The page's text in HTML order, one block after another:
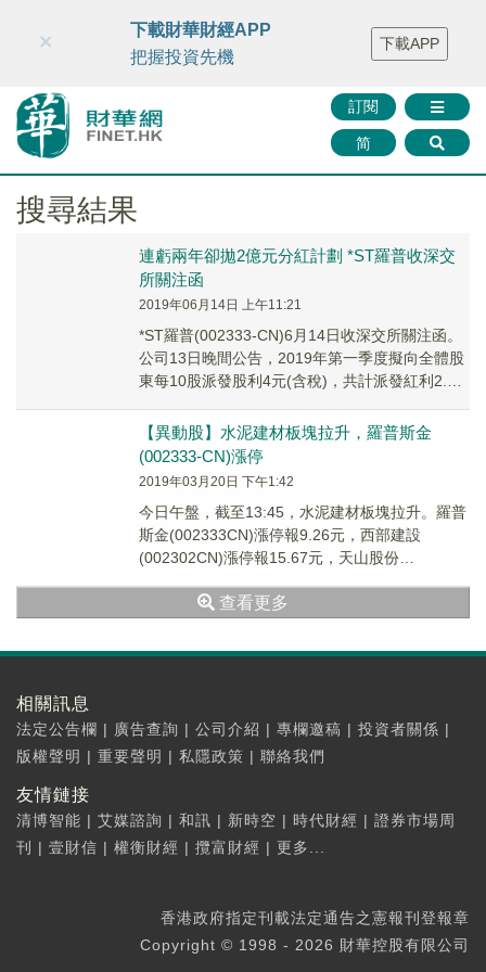
財華智庫網 FINTV FINMETA 財華證券 媒體矩陣
智庫沙龍
聯絡我們
訂閱
简
×
下載財華財經APP
把握投資先機
下載APP
搜尋結果
連虧兩年卻拋2億元分紅計劃 *ST羅普收深交
所關注函
2019年06月14日 上午11:21
*ST羅普(002333-CN)6月14日收深交所關注函。
公司13日晚間公告，2019年第一季度擬向全體股
東每10股派發股利4元(含稅)，共計派發紅利2.01
【異動股】水泥建材板塊拉升，羅普斯金
(002333-CN)漲停
2019年03月20日 下午1:42
今日午盤，截至13:45，水泥建材板塊拉升。羅普
斯金(002333CN)漲停報9.26元，西部建設
(002302CN)漲停報15.67元，天山股份
查看更多
相關訊息
法定公告欄 | 廣告查詢 | 公司介紹 | 專欄邀稿 | 投資者關係 |
版權聲明 | 重要聲明 | 私隱政策 | 聯絡我們
友情鏈接
清博智能 | 艾媒諮詢 | 和訊 | 新時空 | 時代財經 | 證券市場周
刊
| 壹財信 | 權衡財經 | 攬富財經 | 更多...
香港政府指定刊載法定通告之憲報刊登報章
Copyright © 1998 - 2026 財華控股有限公司